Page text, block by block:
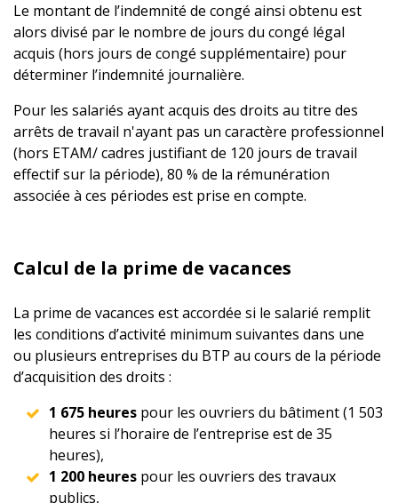
Le montant de l’indemnité de congé ainsi obtenu est
alors divisé par le nombre de jours du congé légal
acquis (hors jours de congé supplémentaire) pour
déterminer l’indemnité journalière.
Pour les salariés ayant acquis des droits au titre des
arrêts de travail n'ayant pas un caractère professionnel
(hors ETAM/ cadres justifiant de 120 jours de travail
effectif sur la période), 80 % de la rémunération
associée à ces périodes est prise en compte.
Calcul de la prime de vacances
La prime de vacances est accordée si le salarié remplit
les conditions d’activité minimum suivantes dans une
ou plusieurs entreprises du BTP au cours de la période
d’acquisition des droits :
1 675 heures pour les ouvriers du bâtiment (1 503
heures si l’horaire de l’entreprise est de 35
heures),
1 200 heures pour les ouvriers des travaux
publics,